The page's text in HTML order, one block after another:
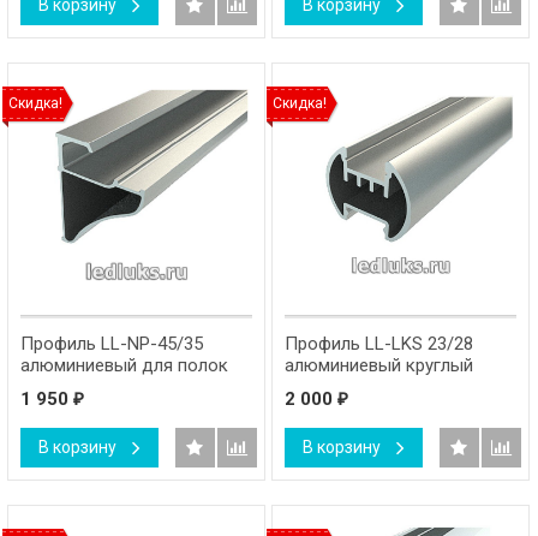
В корзину В корзину
Скидка!
Профиль LL-NP-45/35
алюминиевый для полок
1 950 ₽
В корзину
Скидка!
Профиль LL-LKS 23/28
алюминиевый круглый
2 000 ₽
В корзину